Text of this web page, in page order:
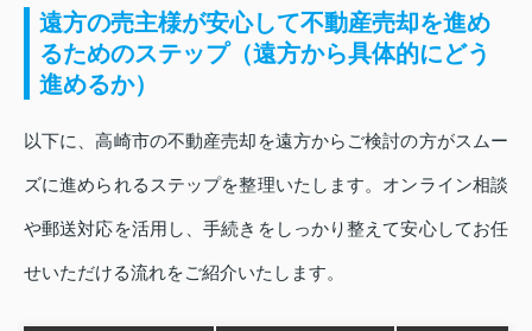
遠方の売主様が安心して不動産売却を進め
るためのステップ（遠方から具体的にどう
進めるか）
以下に、高崎市の不動産売却を遠方からご検討の方がスムー
ズに進められるステップを整理いたします。オンライン相談
や郵送対応を活用し、手続きをしっかり整えて安心してお任
せいただける流れをご紹介いたします。